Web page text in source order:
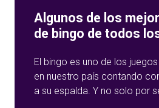
Algunos de los
de bingo de todos
El bingo es uno de los
en nuestro país contando
a su espalda. Y no solo por